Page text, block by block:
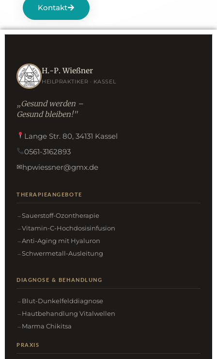
Kontakt
H.-P. Wießner
HEILPRAKTIKER · KASSEL
„Gesund werden –
Gesund bleiben!"
Lange Str. 80, 34131 Kassel
0561-3162893
✉hpwiessner@gmx.de
THERAPIEANGEBOTE
Sauerstoff-Ozontherapie
Vitamin-C-Hochdosisinfusion
Anti-Aging mit Hyaluron
Schwermetall-Ausleitung
DIAGNOSE & BEHANDLUNG
Blut-Dunkelfelddiagnose
Hautbehandlung Vitalwellen
Marma Chikitsa
PRAXIS